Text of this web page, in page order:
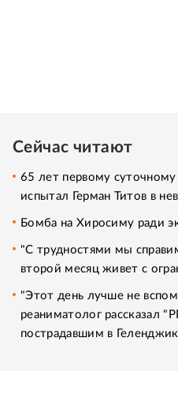
Сейчас читают
65 лет первому
испытал Герман Титов в
Бомба на Хиросиму ради
"С трудностями мы
второй месяц живет с
"Этот день лучше не
реаниматолог рассказал
пострадавшим в